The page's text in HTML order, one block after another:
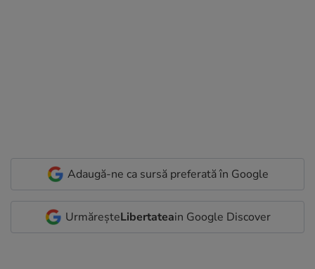
Adaugă-ne ca sursă preferată în Google
UrmăreșteLibertateain Google Discover